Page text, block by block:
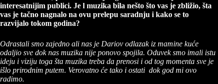
interesatnijim publici. Je l muzika bila nešto što vas je zbližio, šta
vas je tačno nagnalo na ovu prelepu saradnju i kako se to
razvijalo tokom godina?
Odrastali smo zajedno ali nas je Dariov odlazak iz mamine kuće
odaljio sve dok nas muzika nije ponovo spojila. Oduvek smo imali istu
ideju i viziju toga šta muzika treba da prenosi i od tog momenta sve je
išlo prirodnim putem. Verovatno će tako i ostati dok god mi ovo
radimo.